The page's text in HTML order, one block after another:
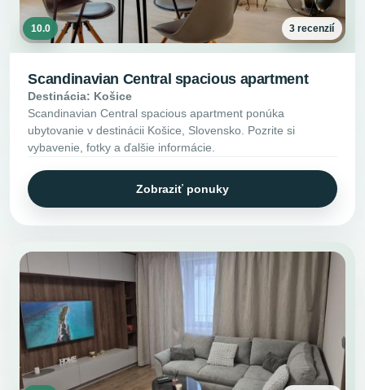
10.0 3 recenzií
Scandinavian Central spacious apartment
Destinácia: Košice
Scandinavian Central spacious apartment ponúka
ubytovanie v destinácii Košice, Slovensko. Pozrite si
vybavenie, fotky a ďalšie informácie.
Zobraziť ponuky